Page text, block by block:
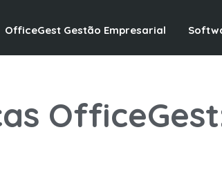
OfficeGest Gestão Empresarial